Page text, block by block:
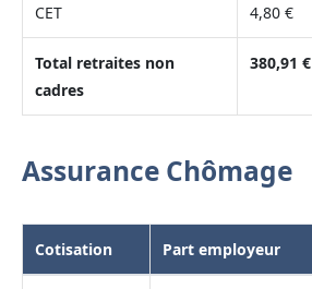
CET 4,80 €
Total retraites non
cadres
380,91 €
Assurance Chômage
Cotisation Part employeur